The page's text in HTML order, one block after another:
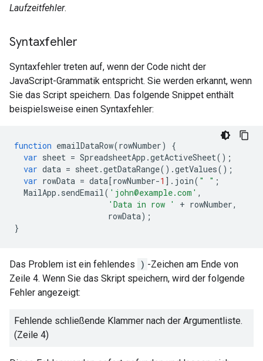
Laufzeitfehler.
Syntaxfehler
Syntaxfehler treten auf, wenn der Code nicht der
JavaScript-Grammatik entspricht. Sie werden erkannt, wenn
Sie das Script speichern. Das folgende Snippet enthält
beispielsweise einen Syntaxfehler:
function emailDataRow(rowNumber)
{
var sheet = SpreadsheetApp .getActiveSheet();
var data = sheet.getDataRange().getValues();
var rowData = data[rowNumber-1 ]. join( " " ;
MailApp . sendEmail( 'john@example.com' ,
'Data in row '
+ rowNumber,
rowData);
}
Das Problem ist ein fehlendes ) -Zeichen am Ende von
Zeile 4. Wenn Sie das Skript speichern, wird der folgende
Fehler angezeigt:
Fehlende schließende Klammer nach der Argumentliste.
(Zeile 4)